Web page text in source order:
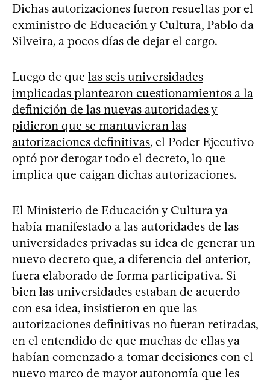
Dichas autorizaciones fueron resueltas por el
exministro de Educación y Cultura, Pablo da
Silveira, a pocos días de dejar el cargo.
Luego de que las seis universidades
implicadas plantearon cuestionamientos a la
definición de las nuevas autoridades y
pidieron que se mantuvieran las
autorizaciones definitivas, el Poder Ejecutivo
optó por derogar todo el decreto, lo que
implica que caigan dichas autorizaciones.
El Ministerio de Educación y Cultura ya
había manifestado a las autoridades de las
universidades privadas su idea de generar un
nuevo decreto que, a diferencia del anterior,
fuera elaborado de forma participativa. Si
bien las universidades estaban de acuerdo
con esa idea, insistieron en que las
autorizaciones definitivas no fueran retiradas,
en el entendido de que muchas de ellas ya
habían comenzado a tomar decisiones con el
nuevo marco de mayor autonomía que les